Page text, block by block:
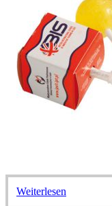
Weiterlesen